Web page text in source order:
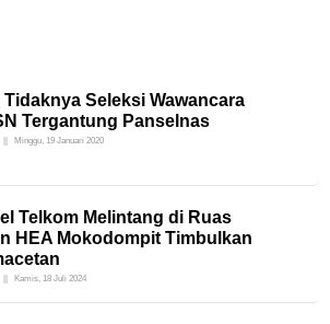
Tidaknya Seleksi Wawancara
Tergantung Panselnas
Minggu, 19 Januari 2020
Telkom Melintang di Ruas
HEA Mokodompit Timbulkan
Kamis, 18 Juli 2024